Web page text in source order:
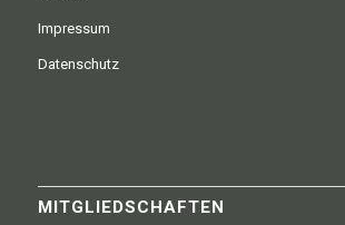
Impressum
Datenschutz
MITGLIEDSCHAFTEN